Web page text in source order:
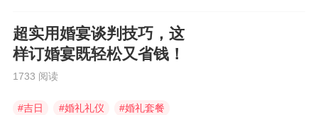
超实用婚宴谈判技巧，这
样订婚宴既轻松又省钱！
1733 阅读
#吉日 #婚礼礼仪 #婚礼套餐